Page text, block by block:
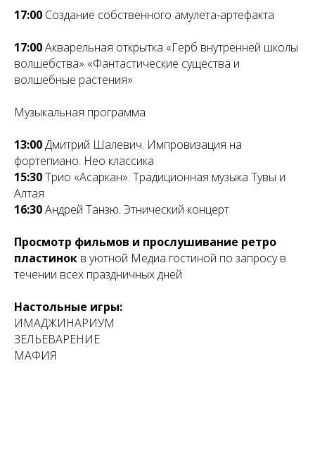
17:00 Создание собственного амулета-артефакта
17:00Акварельная открытка «Герб внутренней школы
волшебства» «Фантастические существа и
волшебные растения»
Музыкальная программа
13:00Дмитрий Шалевич. Импровизация на
фортепиано. Нео классика
15:30Трио «Асаркан». Традиционная музыка Тувы и
Алтая
16:30Андрей Танзю. Этнический концерт
Просмотр фильмов и прослушивание ретро
пластинок в уютной Медиа гостиной по запросу в
течении всех праздничных дней
Настольные игры:
ИМАДЖИНАРИУМ
ЗЕЛЬЕВАРЕНИЕ
МАФИЯ